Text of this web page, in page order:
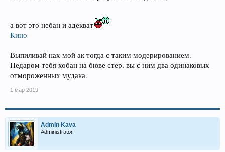
а вот это небан и адекват
Кино
Выпиливай нах мой ак тогда с таким модерированием.
Недаром тебя хобан на бюве стер, вы с ним два одинаковых
отмороженных мудака.
1 мар 2019
Admin Kava
Administrator